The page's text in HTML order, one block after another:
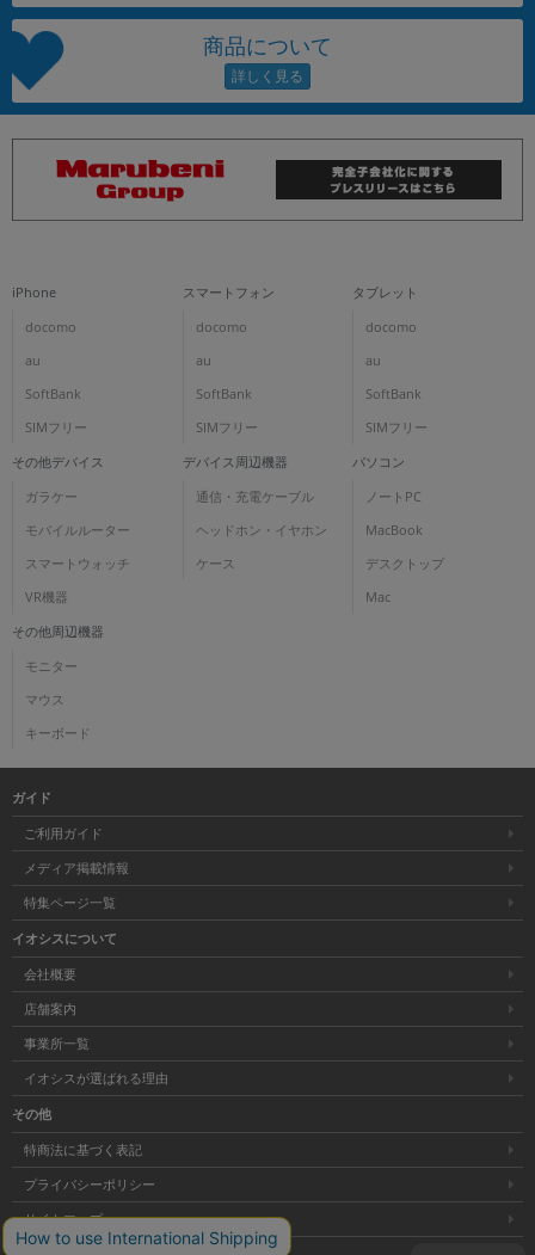
商品について
iPhone
docomo
au
SoftBank
SIMフリー
スマートフォン
docomo
au
SoftBank
SIMフリー
タブレット
docomo
au
SoftBank
SIMフリー
その他デバイス
ガラケー
モバイルルーター
スマートウォッチ
VR機器
デバイス周辺機器
通信・充電ケーブル
ヘッドホン・イヤホン
ケース
パソコン
ノートPC
MacBook
デスクトップ
Mac
その他周辺機器
モニター
マウス
キーボード
ガイド
ご利用ガイド
メディア掲載情報
特集ページ一覧
イオシスについて
会社概要
店舗案内
事業所一覧
イオシスが選ばれる理由
その他
特商法に基づく表記
プライバシーポリシー
サイトマップ